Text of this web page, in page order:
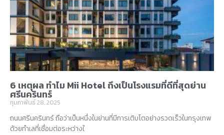
6 เหตุผล ทำไม Mii Hotel ถึงเป็นโรงแรมที่ดีที่สุดย่าน
ศรีนครินทร์
กุมภาพันธ์ 28, 2025
ถนนศรีนครินทร์ ถือว่าเป็นหนึ่งในย่านที่มีการเติบโตอย่างรวดเร็วในกรุงเทพ
ด้วยทำเลที่เชื่อมต่อระหว่างใ